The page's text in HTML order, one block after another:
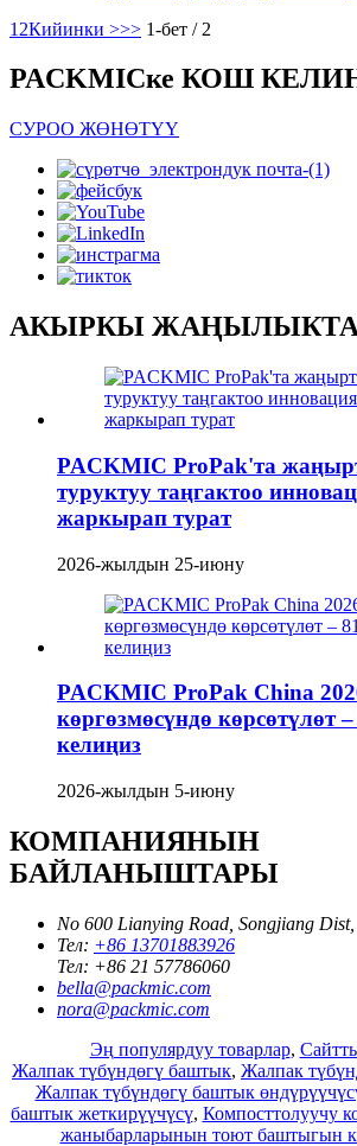
1 2Кийинки >>> 1-бет / 2
PACKMICке КОШ
СУРОО ЖӨНӨТҮҮ
АКЫРКЫ
PACKMIC ProPak'та
туруктуу таңгактоо
жаркырап турат
2026-жылдын 25-июну
PACKMIC ProPak China
көргөзмөсүндө көрсөтүлөт
келиңиз
2026-жылдын 5-июну
КОМПАНИЯНЫН
БАЙЛАНЫШТАРЫ
No 600 Lianying Road, Songjiang
Тел: +86 13701883926
Тел: +86 21 57786060
bella@packmic.com
nora@packmic.com
Эң популярдуу товарлар,
Жалпак түбүндөгү баштык, Жалпак
Жалпак түбүндөгү баштык
баштык жеткирүүчүсү, Компосттолуучу
жаныбарларынын тоют баштыгын